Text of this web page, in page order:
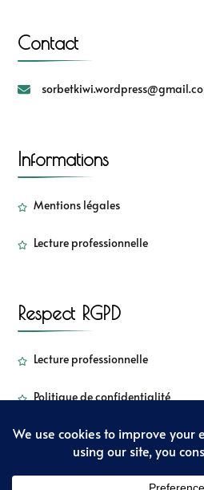
Contact
Informations
Mentions légales
Lecture professionnelle
Respect RGPD
Lecture professionnelle
Politique de confidentialité